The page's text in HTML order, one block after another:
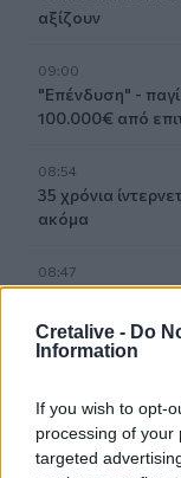
Cretalive - Do
Information
If you wish to opt-
processing of your
targeted
αξίζουν
09:00
"Επένδυση" -
100.000€ από
08:54
35 χρόνια
ακόμα
08:47
Δήμος Βιάννου:
απόφαση που
Κυβέρνησης